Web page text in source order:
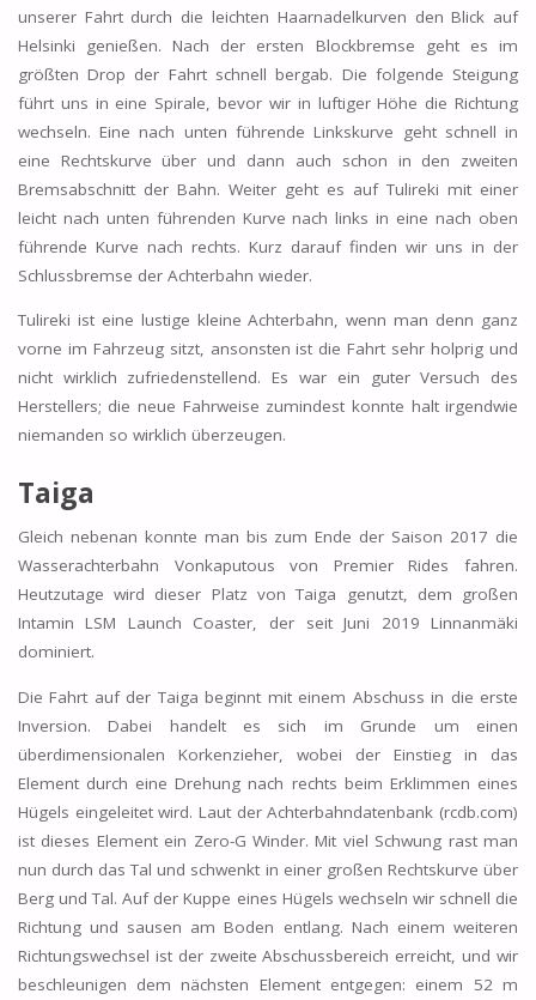
unserer Fahrt durch die leichten Haarnadelkurven den Blick auf
Helsinki genießen. Nach der ersten Blockbremse geht es im
größten Drop der Fahrt schnell bergab. Die folgende Steigung
führt uns in eine Spirale, bevor wir in luftiger Höhe die Richtung
wechseln. Eine nach unten führende Linkskurve geht schnell in
eine Rechtskurve über und dann auch schon in den zweiten
Bremsabschnitt der Bahn. Weiter geht es auf Tulireki mit einer
leicht nach unten führenden Kurve nach links in eine nach oben
führende Kurve nach rechts. Kurz darauf finden wir uns in der
Schlussbremse der Achterbahn wieder.
Tulireki ist eine lustige kleine Achterbahn, wenn man denn ganz
vorne im Fahrzeug sitzt, ansonsten ist die Fahrt sehr holprig und
nicht wirklich zufriedenstellend. Es war ein guter Versuch des
Herstellers; die neue Fahrweise zumindest konnte halt irgendwie
niemanden so wirklich überzeugen.
Taiga
Gleich nebenan konnte man bis zum Ende der Saison 2017 die
Wasserachterbahn Vonkaputous von Premier Rides fahren.
Heutzutage wird dieser Platz von Taiga genutzt, dem großen
Intamin LSM Launch Coaster, der seit Juni 2019 Linnanmäki
dominiert.
Die Fahrt auf der Taiga beginnt mit einem Abschuss in die erste
Inversion. Dabei handelt es sich im Grunde um einen
überdimensionalen Korkenzieher, wobei der Einstieg in das
Element durch eine Drehung nach rechts beim Erklimmen eines
Hügels eingeleitet wird. Laut der Achterbahndatenbank (rcdb.com)
ist dieses Element ein Zero-G Winder. Mit viel Schwung rast man
nun durch das Tal und schwenkt in einer großen Rechtskurve über
Berg und Tal. Auf der Kuppe eines Hügels wechseln wir schnell die
Richtung und sausen am Boden entlang. Nach einem weiteren
Richtungswechsel ist der zweite Abschussbereich erreicht, und wir
beschleunigen dem nächsten Element entgegen: einem 52 m